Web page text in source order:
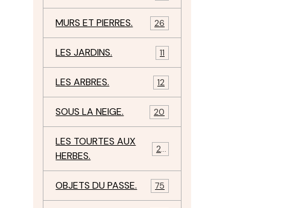
MURS ET PIERRES. 26
LES JARDINS. 11
LES ARBRES. 12
SOUS LA NEIGE. 20
LES TOURTES AUX
HERBES.
29
OBJETS DU PASSE. 75